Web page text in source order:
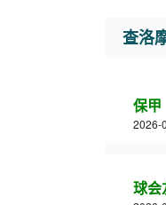
查洛
保甲
2026-
球会